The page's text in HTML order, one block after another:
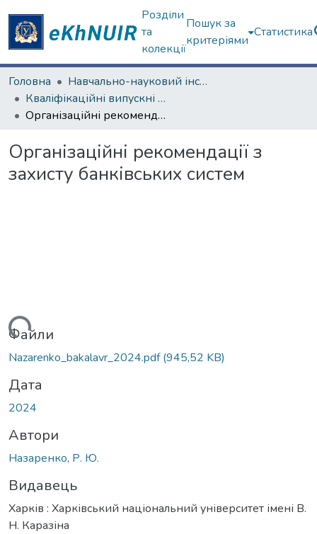
Розділи
та
колекції
Пошук за
критеріями
Статистика
Головна
Навчально-науковий інститут комп'ютерних наук та штучного інтелекту
Кваліфікаційні випускні роботи бакалаврів. Навчально-науковий інститут комп'ютерних наук та штучного інтелекту
Організаційні рекомендації з захисту банківських систем
Організаційні рекомендації з
захисту банківських систем
Файли
Nazarenko_bakalavr_2024.pdf(945,52 KB)
Дата
2024
Автори
Назаренко, Р. Ю.
Видавець
Харків : Харківський національний університет імені В.
Н. Каразіна